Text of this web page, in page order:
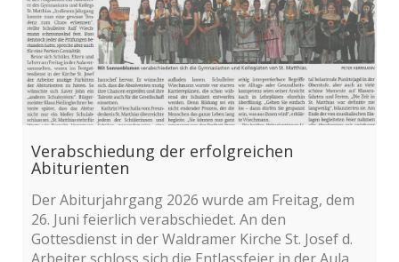
Verabschiedung der erfolgreichen
Abiturienten
Der Abiturjahrgang 2026 wurde am Freitag, dem
26. Juni feierlich verabschiedet. An den
Gottesdienst in der Waldramer Kirche St. Josef d.